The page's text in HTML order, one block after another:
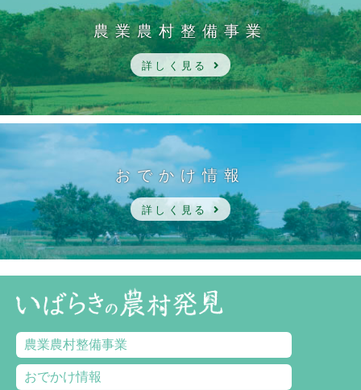
農業農村整備事業
詳しく見る
おでかけ情報
詳しく見る
農業農村整備事業
おでかけ情報